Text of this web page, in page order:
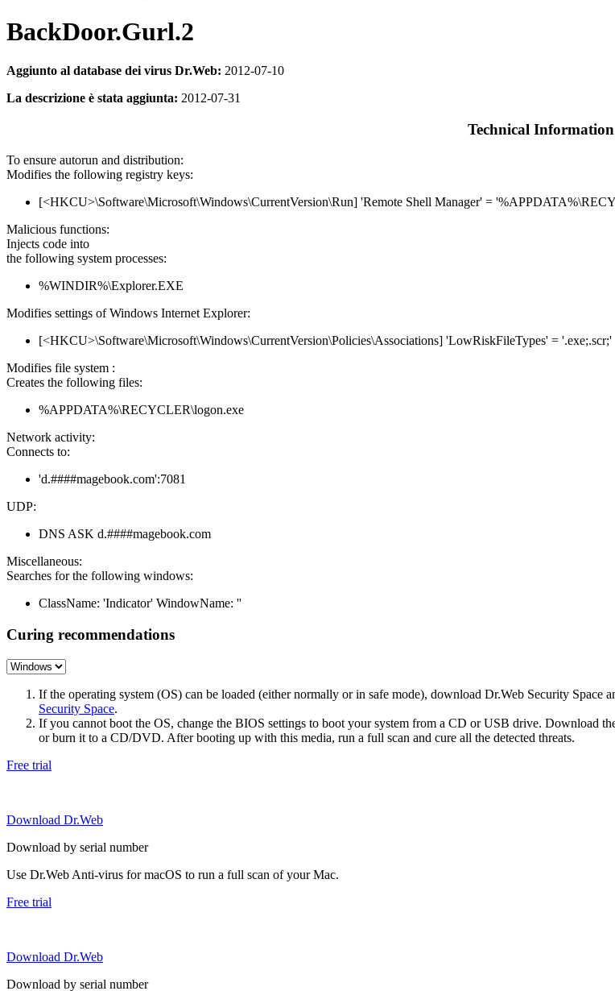
BackDoor.Gurl.2
Aggiunto al database dei virus Dr.Web: 2012-07-10
La descrizione è stata aggiunta: 2012-07-31
Technical Information
To ensure autorun and distribution:
Modifies the following registry keys:
[<HKCU>\Software\Microsoft\Windows\CurrentVersion\Run] 'Remote Shell Manager' =
Malicious functions:
Injects code into
the following system processes:
%WINDIR%\Explorer.EXE
Modifies settings of Windows Internet Explorer:
[<HKCU>\Software\Microsoft\Windows\CurrentVersion\Policies\Associations] 'LowRiskFileTypes' = '.exe;.scr;'
Modifies file system :
Creates the following files:
%APPDATA%\RECYCLER\logon.exe
Network activity:
Connects to:
'd.####magebook.com':7081
UDP:
DNS ASK d.####magebook.com
Miscellaneous:
Searches for the following windows:
ClassName: 'Indicator' WindowName: ''
Curing recommendations
If the operating system (OS) can be loaded (either normally or in safe mode), download Dr.Web Security Space
Security Space.
If you cannot boot the OS, change the BIOS settings to boot your system from a CD or USB drive. Download
or burn it to a CD/DVD. After booting up with this media, run a full scan and cure all the detected threats.
Free trial
Download Dr.Web
Download by serial number
Use Dr.Web Anti-virus for macOS to run a full scan of your Mac.
Free trial
Download Dr.Web
Download by serial number